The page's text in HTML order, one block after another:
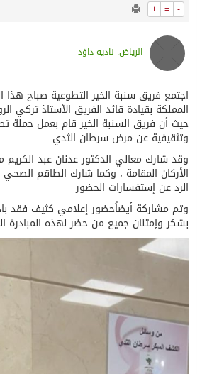
+ = -
الرياض: ناديه داؤد
اجتمع فريق سنبة الخير التطوعية صباح
المملكة بقيادة قائد الفريق الأستاذ تركي
حيث أن فريق السنبة الخير قام بعمل حملة
وتثقيفية عن مرض سرطان الثدي
وقد شارك معالي الدكتور عدنان عبد الكريم
الأركان المقامة ، وكما شارك الطاقم
الرد عن إستفسارات الحضور
وتم مشاركة أيضاًحضور إعلامي كثيف فقد
بشكر وإمتنان جميع من حضر لهذه المبادرة